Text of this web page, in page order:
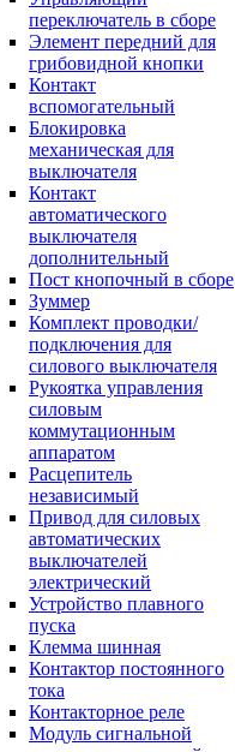
переключатель в сборе
Элемент передний для
грибовидной кнопки
Контакт
вспомогательный
Блокировка
механическая для
выключателя
Контакт
автоматического
выключателя
дополнительный
Пост кнопочный в сборе
Зуммер
Комплект проводки/
подключения для
силового выключателя
Рукоятка управления
силовым
коммутационным
аппаратом
Расцепитель
независимый
Привод для силовых
автоматических
выключателей
электрический
Устройство плавного
пуска
Клемма шинная
Контактор постоянного
тока
Контакторное реле
Модуль сигнальной